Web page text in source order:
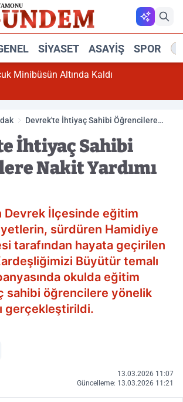
SIYASET ASAYIŞ SPOR
Minibüsün Altında Kaldı
Devrek'te İhtiyaç Sahibi Öğrencilere
İhtiyaç Sahibi
Nakit Yardımı
Devrek İlçesinde eğitim
sürdüren Hamidiye
tarafından hayata geçirilen
Büyütür temalı
okulda eğitim
sahibi öğrencilere yönelik
gerçekleştirildi.
13.03.2026 11:07
Güncelleme: 13.03.2026 11:21